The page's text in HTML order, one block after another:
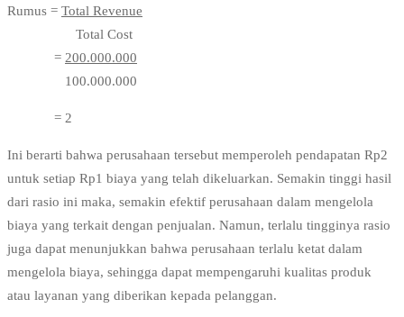
Rumus = Total Revenue
Total Cost
= 200.000.000
100.000.000
= 2
Ini berarti bahwa perusahaan tersebut memperoleh pendapatan Rp2
untuk setiap Rp1 biaya yang telah dikeluarkan. Semakin tinggi hasil
dari rasio ini maka, semakin efektif perusahaan dalam mengelola
biaya yang terkait dengan penjualan. Namun, terlalu tingginya rasio
juga dapat menunjukkan bahwa perusahaan terlalu ketat dalam
mengelola biaya, sehingga dapat mempengaruhi kualitas produk
atau layanan yang diberikan kepada pelanggan.